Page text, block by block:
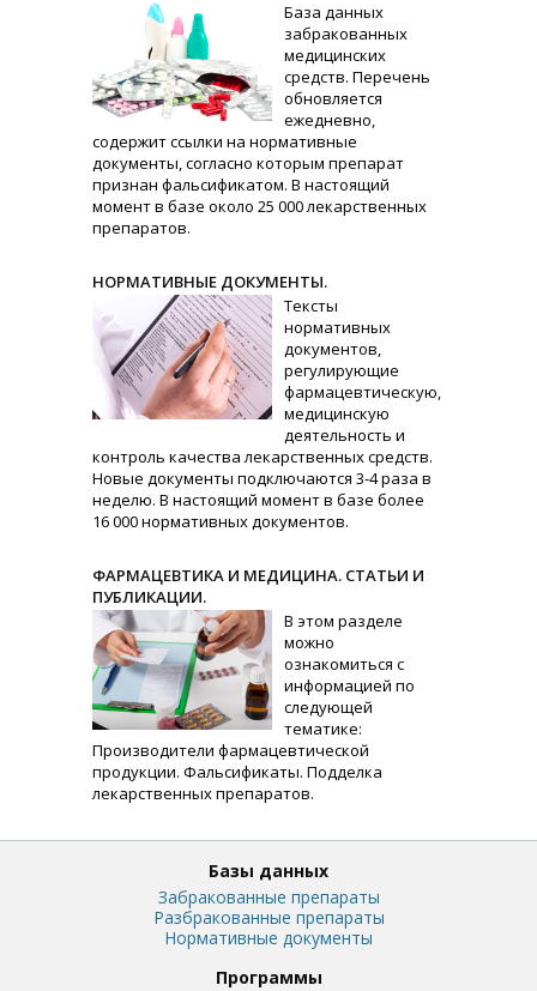
База данных
забракованных
медицинских
средств. Перечень
обновляется
ежедневно,
содержит ссылки на нормативные
документы, согласно которым препарат
признан фальсификатом. В настоящий
момент в базе около 25 000 лекарственных
препаратов.
НОРМАТИВНЫЕ ДОКУМЕНТЫ.
Тексты
нормативных
документов,
регулирующие
фармацевтическую,
медицинскую
деятельность и
контроль качества лекарственных средств.
Новые документы подключаются 3-4 раза в
неделю. В настоящий момент в базе более
16 000 нормативных документов.
ФАРМАЦЕВТИКА И МЕДИЦИНА. СТАТЬИ И
ПУБЛИКАЦИИ.
В этом разделе
можно
ознакомиться с
информацией по
следующей
тематике:
Производители фармацевтической
продукции. Фальсификаты. Подделка
лекарственных препаратов.
Базы данных
Забракованные препараты
Разбракованные препараты
Нормативные документы
Программы